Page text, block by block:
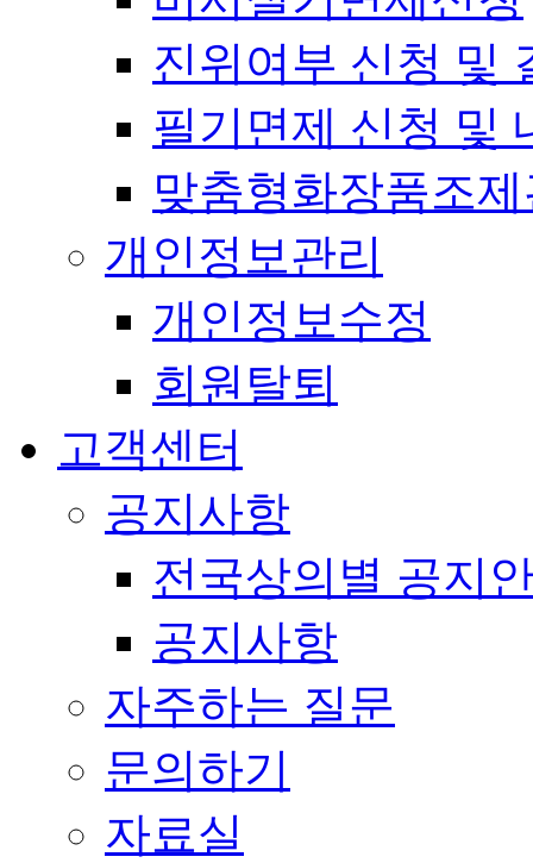
진위여부 신청 및
필기면제 신청 및
맞춤형화장품조
개인정보관리
개인정보수정
회원탈퇴
고객센터
공지사항
전국상의별 공지
공지사항
자주하는 질문
문의하기
자료실